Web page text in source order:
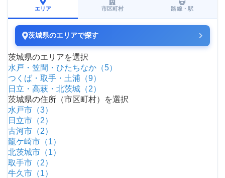
エリア 市区町村 路線・駅
茨城県のエリアで探す
茨城県のエリアを選択
水戸・笠間・ひたちなか（5）
つくば・取手・土浦（9）
日立・高萩・北茨城（2）
茨城県の住所（市区町村）を選択
水戸市（3）
日立市（2）
古河市（2）
龍ケ崎市（1）
北茨城市（1）
取手市（2）
牛久市（1）